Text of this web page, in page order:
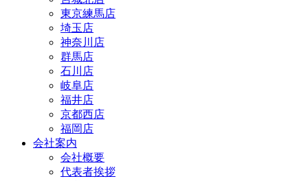
東京練馬店
埼玉店
神奈川店
群馬店
石川店
岐阜店
福井店
京都西店
福岡店
会社案内
会社概要
代表者挨拶